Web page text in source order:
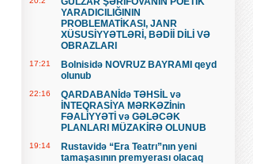
YARADICILIĞININ
PROBLEMATİKASI, JANR
XÜSUSİYYƏTLƏRİ, BƏDİİ DİLİ VƏ
OBRAZLARI
17:21
Bolnisidə NOVRUZ BAYRAMI qeyd
olunub
22:16
QARDABANİdə TƏHSİL və
İNTEQRASİYA MƏRKƏZİnin
FƏALİYYƏTİ və GƏLƏCƏK
PLANLARI MÜZAKİRƏ OLUNUB
19:14
Rustavidə “Era Teatrı”nın yeni
tamaşasının premyerası olacaq